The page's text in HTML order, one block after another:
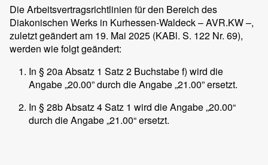
Die Arbeitsvertragsrichtlinien für den Bereich des
Diakonischen Werks in Kurhessen-Waldeck – AVR.KW –,
zuletzt geändert am 19. Mai 2025 (KABl. S. 122 Nr. 69),
werden wie folgt geändert:
In § 20a Absatz 1 Satz 2 Buchstabe f) wird die
Angabe „20.00” durch die Angabe „21.00” ersetzt.
In § 28b Absatz 4 Satz 1 wird die Angabe „20.00“
durch die Angabe „21.00“ ersetzt.